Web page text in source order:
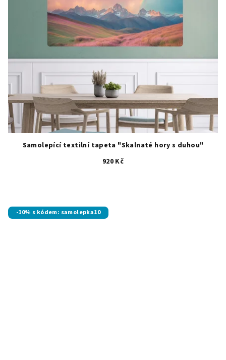
Samolepící textilní tapeta "Skalnaté hory s duhou"
920 Kč
-10% s kódem: samolepka10